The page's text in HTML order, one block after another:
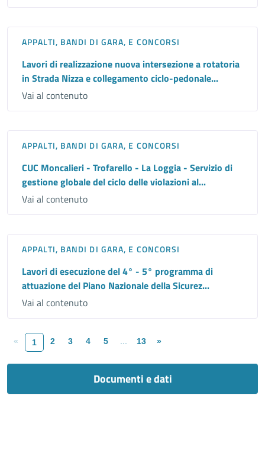
APPALTI, BANDI DI GARA, E CONCORSI
Lavori di realizzazione nuova intersezione a rotatoria
in Strada Nizza e collegamento ciclo-pedonale...
Vai al contenuto
APPALTI, BANDI DI GARA, E CONCORSI
CUC Moncalieri - Trofarello - La Loggia - Servizio di
gestione globale del ciclo delle violazioni al...
Vai al contenuto
APPALTI, BANDI DI GARA, E CONCORSI
Lavori di esecuzione del 4° - 5° programma di
attuazione del Piano Nazionale della Sicurez...
Vai al contenuto
« 1 2 3 4 5 ... 13 »
Documenti e dati